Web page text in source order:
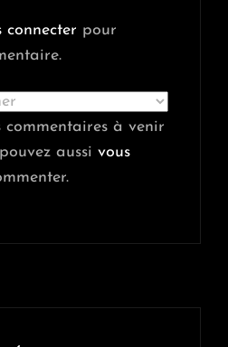
connecter pour
commentaires à venir
aussi vous